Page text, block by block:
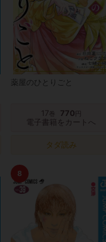
薬屋のひとりごと
17 巻 770 円
電子書籍をカートへ
タダ読み
8